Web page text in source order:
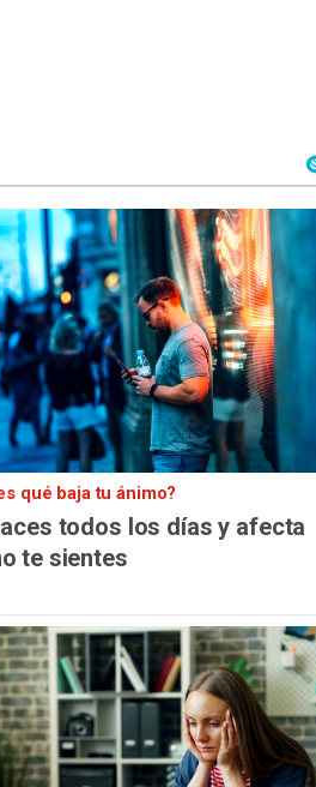
qué baja tu ánimo?
todos los días y afecta
te sientes